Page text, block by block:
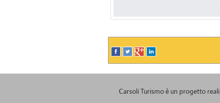
Carsoli Turismo è un progetto